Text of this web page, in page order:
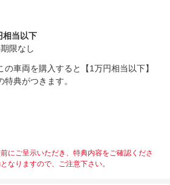
相当以下
限なし
の車両を購入すると【1万円相当以下】
特典がつきます。
にご呈示いただき、特典内容をご確認くださ
なりますので、ご注意下さい。